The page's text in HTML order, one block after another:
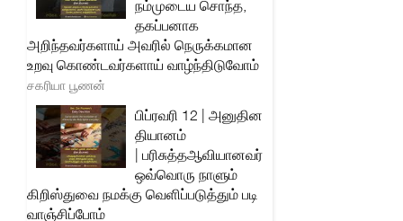
நம்முடைய சொந்த,
தகப்பனாக
அறிந்தவர்களாய் அவரில் நெருக்கமான
உறவு கொண்டவர்களாய் வாழ்ந்திடுவோம்
சகரியா பூணன்
பிப்ரவரி 12 | அனுதின
தியானம்
| பரிசுத்தஆவியானவர்
ஒவ்வொரு நாளும்
கிறிஸ்துவை நமக்கு வெளிப்படுத்தும் படி
வாஞ்சிப்போம்